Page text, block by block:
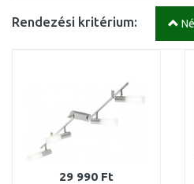
Rendezési kritérium:
29 990 Ft